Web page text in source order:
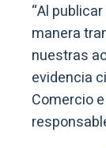
“Al
manera
nuestras
evidencia
Comercio